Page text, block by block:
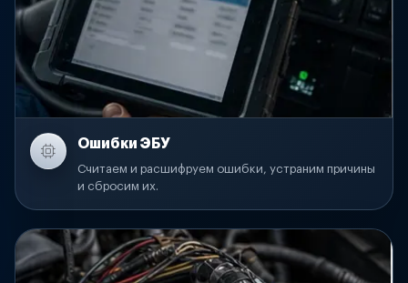
Ошибки ЭБУ
Считаем и расшифруем ошибки, устраним причины
и сбросим их.